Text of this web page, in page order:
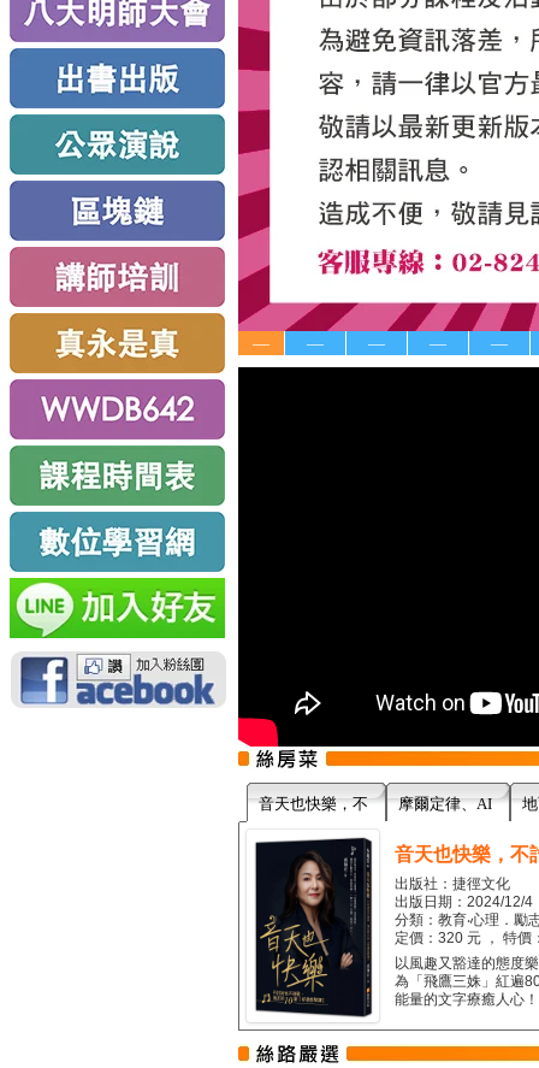
— — — — —
音天也快樂，不 摩爾定律、AI
音天也快樂，不
出版社：捷徑文化
出版日期：2024/12/4
分類：教育‧心理．勵
定價：320 元 ， 特價
以風趣又豁達的態度
為「飛鷹三姝」紅遍
能量的文字療癒人心